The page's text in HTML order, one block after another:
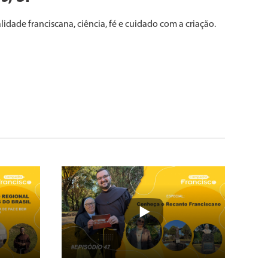
franciscana, ciência, fé e cuidado com a criação.